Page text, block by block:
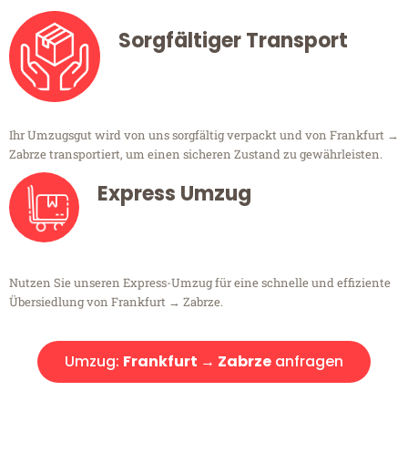
Sorgfältiger Transport
Ihr Umzugsgut wird von uns sorgfältig verpackt und von Frankfurt →
Zabrze transportiert, um einen sicheren Zustand zu gewährleisten.
Express Umzug
Nutzen Sie unseren Express-Umzug für eine schnelle und effiziente
Übersiedlung von Frankfurt → Zabrze.
Umzug: Frankfurt → Zabrze anfragen